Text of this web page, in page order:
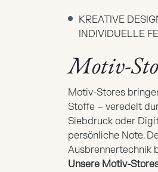
KREATIVE
INDIVIDUELLE
Motiv-
Motiv-Stores
Stoffe – veredelt
Siebdruck oder
persönliche Note.
Ausbrennertechnik
Unsere Motiv-